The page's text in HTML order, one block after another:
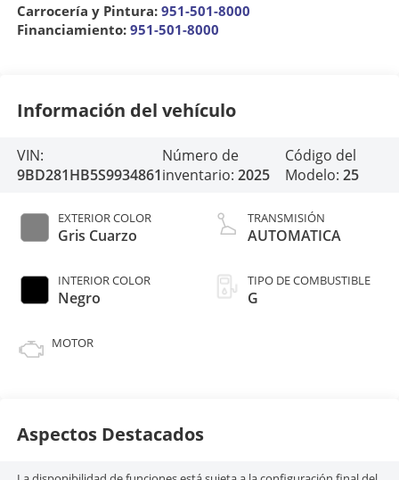
Carrocería y Pintura: 951-501-8000
Financiamiento: 951-501-8000
Información del vehículo
VIN:
9BD281HB5S9934861
Número de
inventario: 2025
Código del
Modelo: 25
EXTERIOR COLOR
Gris Cuarzo
INTERIOR COLOR
Negro
MOTOR
TRANSMISIÓN
AUTOMATICA
TIPO DE COMBUSTIBLE
G
Aspectos Destacados